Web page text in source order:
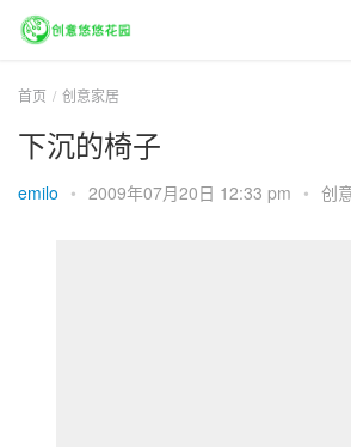
首页 创意家居
下沉的椅子
emilo • 2009年07月20日 12:33 pm • 创